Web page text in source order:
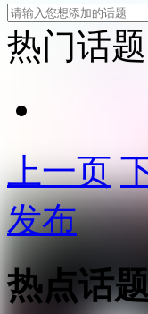
热门话题
上一页
发布
热点话